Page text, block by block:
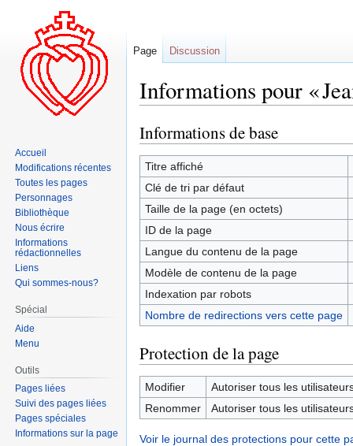
Informations pour «
Aller
à
la
navigation
Aller
à
la
recherche
Informations de base
Titre affiché
Clé de tri par défaut
Taille de la page (en octets)
ID de la page
Langue du contenu de la page
Modèle de contenu de la page
Indexation par robots
Nombre de redirections vers cette page
Protection de la page
Modifier
Autoriser tous les
Renommer
Autoriser tous les
Voir le journal des protections pour cette
Page Discussion
Accueil
Modifications récentes
Toutes les pages
Personnages
Bibliothèque
Nous écrire
Informations
rédactionnelles
Liens
Qui sommes-nous?
Spécial
Aide
Menu
Outils
Pages liées
Suivi des pages liées
Pages spéciales
Informations sur la page